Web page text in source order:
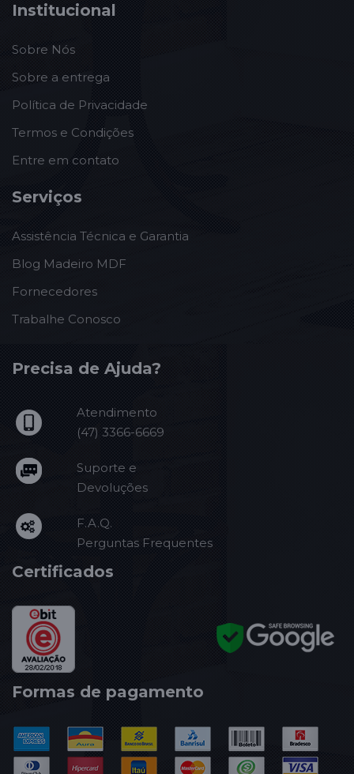
Institucional
Sobre Nós
Sobre a entrega
Política de Privacidade
Termos e Condições
Entre em contato
Serviços
Assistência Técnica e Garantia
Blog Madeiro MDF
Fornecedores
Trabalhe Conosco
Precisa de Ajuda?
Atendimento
(47) 3366-6669
Suporte e
Devoluções
F.A.Q.
Perguntas Frequentes
Certificados
Formas de pagamento